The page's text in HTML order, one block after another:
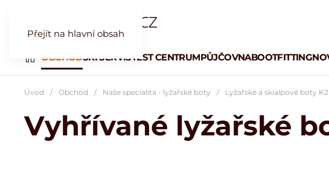
Přejít na hlavní obsah
OBCHODSKI SERVISTEST CENTRUMPŮJČOVNABOOTFITTING
Úvod Obchod Naše specialita - lyžařské boty Lyžařské a skialpové boty K2
Vyhřívané lyžařské